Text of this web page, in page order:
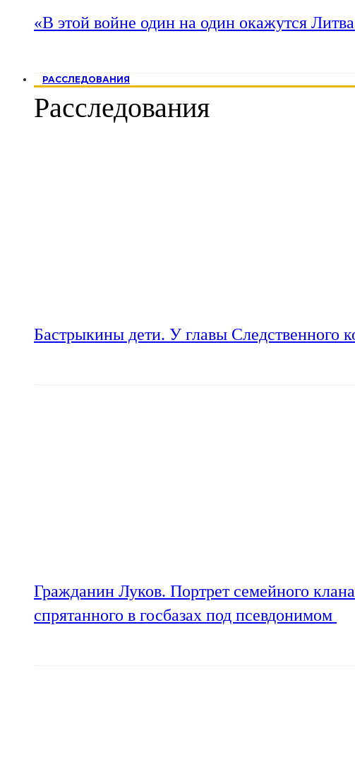
«В этой войне один на один окажутся
РАССЛЕДОВАНИЯ
Расследования
Бастрыкины дети. У главы Следственного
Гражданин Луков. Портрет семейного
спрятанного в госбазах под псевдонимом